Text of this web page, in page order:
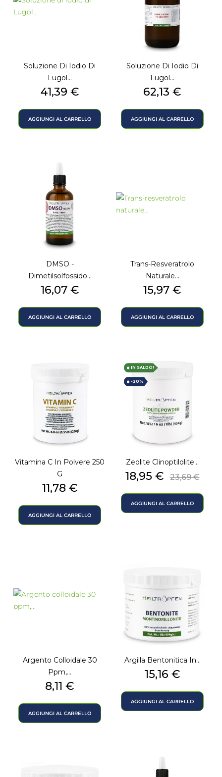
Soluzione Di Iodio Di
Lugol...
Prezzo
41,39 €
AGGIUNGI AL CARRELLO
Soluzione Di Iodio Di
Lugol...
Prezzo
62,13 €
AGGIUNGI AL CARRELLO
DMSO -
Dimetilsolfossido...
Prezzo
16,07 €
AGGIUNGI AL CARRELLO
Trans-Resveratrolo
Naturale...
Prezzo
15,97 €
AGGIUNGI AL CARRELLO
Vitamina C In Polvere 250
G
Prezzo
11,78 €
AGGIUNGI AL CARRELLO
Zeolite Clinoptilolite...
Prezzo
18,95 € Prezzo
23,69 €
AGGIUNGI AL CARRELLO
IN SALDO!
-20%
Argento Colloidale 30
Ppm,...
Prezzo
8,11 €
AGGIUNGI AL CARRELLO
Argilla Bentonitica In...
Prezzo
15,16 €
AGGIUNGI AL CARRELLO